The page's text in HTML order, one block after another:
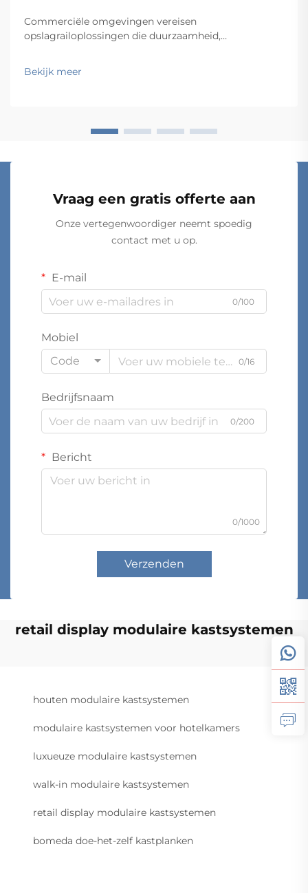
Commerciële omgevingen vereisen
opslagrailoplossingen die duurzaamheid,
brengen, terwijl ze tegelijkertijd voldoen aan
specifieke operationele eisen. Van magazijnen en
Bekijk meer
Vraag een gratis offerte aan
Onze vertegenwoordiger neemt spoedig
contact met u op.
E-mail
0/100
Mobiel
Code
0/16
Bedrijfsnaam
0/200
Bericht
0/1000
Verzenden
retail display modulaire kastsystemen
houten modulaire kastsystemen
modulaire kastsystemen voor hotelkamers
luxueuze modulaire kastsystemen
walk-in modulaire kastsystemen
retail display modulaire kastsystemen
bomeda doe-het-zelf kastplanken